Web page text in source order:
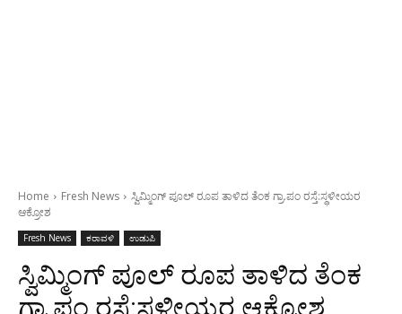
Home Fresh News
ಸ್ವಿಮ್ಮಿಂಗ್ ಪೂಲ್ ರೂಪ ತಾಳಿದ ತೆಂಕ ಗ್ರಾ.ಪಂ ರಸ್ತೆ:ಸ್ಥಳೀಯರ
ಆಕ್ರೋಶ
Fresh News ಕರಾವಳಿ ಉಡುಪಿ
ಸ್ವಿಮ್ಮಿಂಗ್ ಪೂಲ್ ರೂಪ ತಾಳಿದ ತೆಂಕ
ಗ್ರಾ.ಪಂ ರಸ್ತೆ:ಸ್ಥಳೀಯರ ಆಕ್ರೋಶ